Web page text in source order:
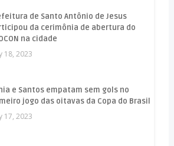
de Santo Antônio de Jesus
da cerimônia de abertura do
na cidade
18, 2023
e Santos empatam sem gols no
jogo das oitavas da Copa do Brasil
17, 2023